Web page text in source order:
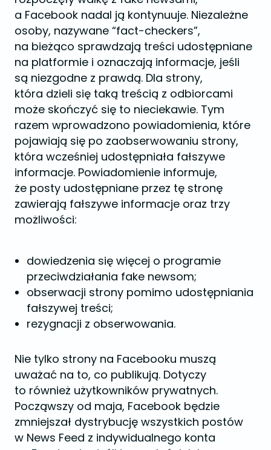
a Facebook nadal ją kontynuuje. Niezależne
osoby, nazywane “fact-checkers”,
na bieżąco sprawdzają treści udostępniane
na platformie i oznaczają informacje, jeśli
są niezgodne z prawdą. Dla strony,
która dzieli się taką treścią z odbiorcami
może skończyć się to nieciekawie. Tym
razem wprowadzono powiadomienia, które
pojawiają się po zaobserwowaniu strony,
która wcześniej udostępniała fałszywe
informacje. Powiadomienie informuje,
że posty udostępniane przez tę stronę
zawierają fałszywe informacje oraz trzy
możliwości:
dowiedzenia się więcej o programie
przeciwdziałania fake newsom;
obserwacji strony pomimo udostępniania
fałszywej treści;
rezygnacji z obserwowania.
Nie tylko strony na Facebooku muszą
uważać na to, co publikują. Dotyczy
to również użytkowników prywatnych.
Począwszy od maja, Facebook będzie
zmniejszał dystrybucję wszystkich postów
w News Feed z indywidualnego konta